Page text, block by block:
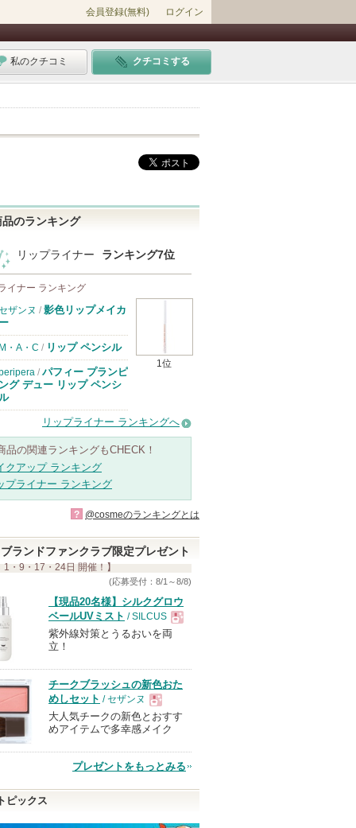
会員登録(無料) ログイン
私のクチコミ クチコミする
品のランキング
リップライナー ランキング7位
イナー ランキング
1位
ザンヌ / 影色リップメイカ
ー
M・A・C / リップ ペンシル
/ パフィー プランピ
ング デュー リップ ペンシ
リップライナー ランキングへ
品の関連ランキングもCHECK！
クアップ ランキング
プライナー ランキング
? @cosmeのランキングとは
ブランドファンクラブ限定プレゼント
1・9・17・24日 開催！】
(応募受付：8/1～8/8)
【現品20名様】シルクグロウ
ベールUVミスト / SILCUS
現
品
紫外線対策とうるおいを両
立！
チークブラッシュの新色おた
めしセット / セザンヌ
現
品
大人気チークの新色とおすす
めアイテムで多幸感メイク
プレゼントをもっとみる
ピックス